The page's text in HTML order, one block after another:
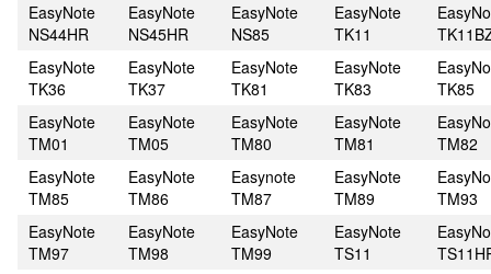
EasyNote
NS44HR
EasyNote
NS45HR
EasyNote
NS85
EasyNote
TK11
EasyNote
TK36
EasyNote
TK37
EasyNote
TK81
EasyNote
TK83
TK85
EasyNote
TM01
EasyNote
TM05
EasyNote
TM80
EasyNote
TM81
TM82
EasyNote
TM85
EasyNote
TM86
Easynote
TM87
EasyNote
TM89
TM93
EasyNote
TM97
EasyNote
TM98
EasyNote
TM99
EasyNote
TS11